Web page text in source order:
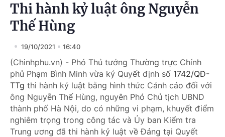
Thi hành kỷ luật ông Nguyễn
Thế Hùng
19/10/2021 16:40
(Chinhphu.vn) - Phó Thủ tướng Thường trực Chính
phủ Phạm Bình Minh vừa ký Quyết định số 1742/QĐ-
TTg thi hành kỷ luật bằng hình thức Cảnh cáo đối với
ông Nguyễn Thế Hùng, nguyên Phó Chủ tịch UBND
thành phố Hà Nội, do có những vi phạm, khuyết điểm
nghiêm trọng trong công tác và Ủy ban Kiểm tra
Trung ương đã thi hành kỷ luật về Đảng tại Quyết